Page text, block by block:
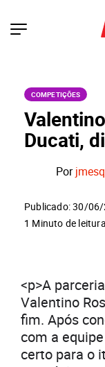
COMPETIÇÕES
Ducati,
Por
Publicado: 30/
1 Minuto de leitura
<p>A
Valentino
fim. Após
com a
certo para o